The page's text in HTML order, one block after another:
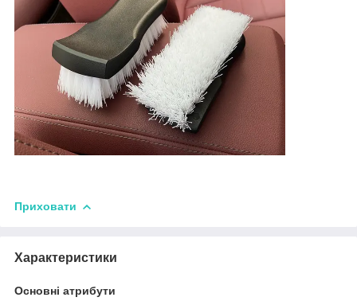
Приховати
Характеристики
Основні атрибути